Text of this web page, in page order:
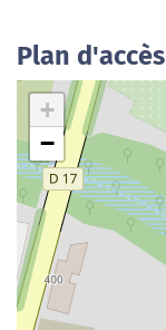
Plan d'accès
+
−